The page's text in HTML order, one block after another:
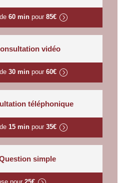
60 minpour 85€
vidéo
30 minpour 60€
téléphonique
15 minpour 35€
simple